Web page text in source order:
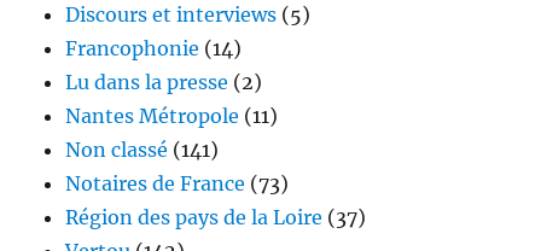
Discours et interviews (5)
Francophonie (14)
Lu dans la presse (2)
Nantes Métropole (11)
Non classé (141)
Notaires de France (73)
Région des pays de la Loire (37)